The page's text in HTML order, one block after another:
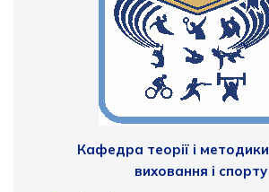
Кафедра теорії і
виховання і спорту